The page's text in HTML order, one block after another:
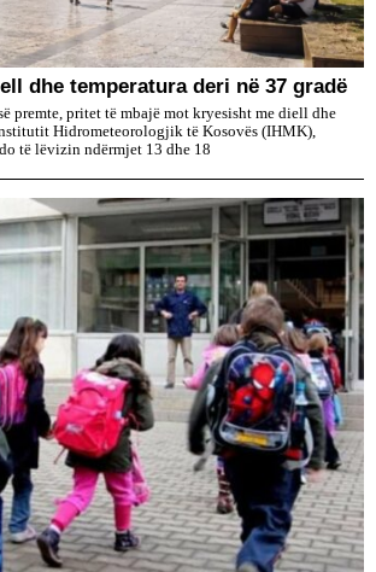
dhe temperatura deri në 37 gradë
premte, pritet të mbajë mot kryesisht me diell dhe
Hidrometeorologjik të Kosovës (IHMK),
të lëvizin ndërmjet 13 dhe 18